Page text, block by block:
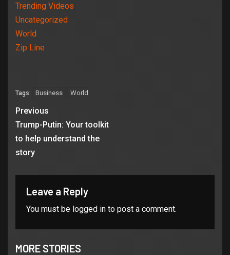
Trending Videos
Uncategorized
World
Zip Line
Tags: Business World
Previous
Trump-Putin: Your toolkit
to help understand the
story
Leave a Reply
You must be logged in to post a comment.
MORE STORIES